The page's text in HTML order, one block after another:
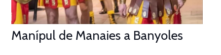
Manípul de Manaies a Banyoles